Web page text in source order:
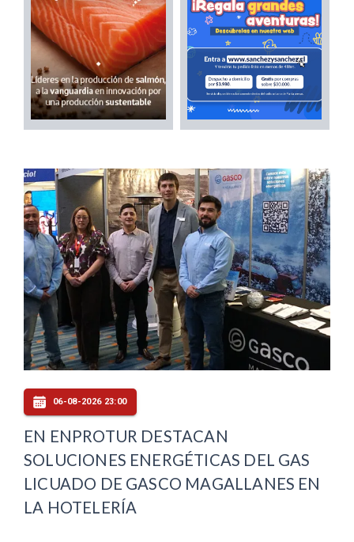
06-08-2026 23:00
EN ENPROTUR DESTACAN
SOLUCIONES ENERGÉTICAS DEL GAS
LICUADO DE GASCO MAGALLANES EN
LA HOTELERÍA